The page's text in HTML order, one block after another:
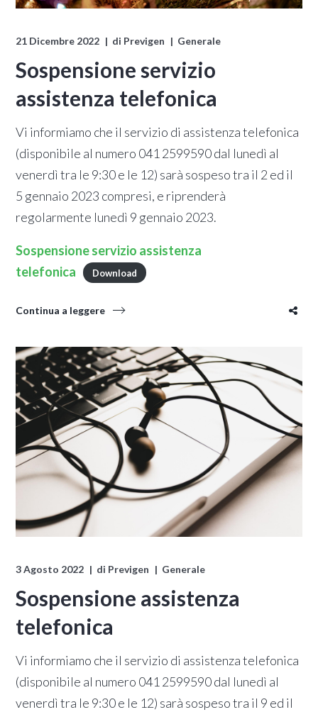
21 Dicembre 2022 di Previgen Generale
Sospensione servizio
assistenza telefonica
Vi informiamo che il servizio di assistenza telefonica
(disponibile al numero 041 2599590 dal lunedì al
venerdì tra le 9:30 e le 12) sarà sospeso tra il 2 ed il
5 gennaio 2023 compresi, e riprenderà
regolarmente lunedì 9 gennaio 2023.
Sospensione servizio assistenza
telefonica
Download
Continua a leggere
3 Agosto 2022 di Previgen Generale
Sospensione assistenza
telefonica
Vi informiamo che il servizio di assistenza telefonica
(disponibile al numero 041 2599590 dal lunedì al
venerdì tra le 9:30 e le 12) sarà sospeso tra il 9 ed il